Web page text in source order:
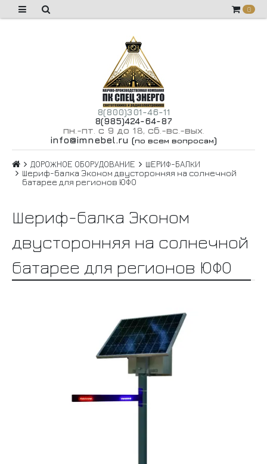
0
8(800)301-46-11
8(985)424-64-87
пн -пт с 9 до 18, сб -вс -вых.
info@imnebel.ru (по всем вопросам)
ДОРОЖНОЕ ОБОРУДОВАНИЕ
ШЕРИФ-БАЛКИ
Шериф-балка Эконом двусторонняя на солнечной
батарее для регионов ЮФО
Шериф-балка Эконом
двусторонняя на солнечной
батарее для регионов ЮФО